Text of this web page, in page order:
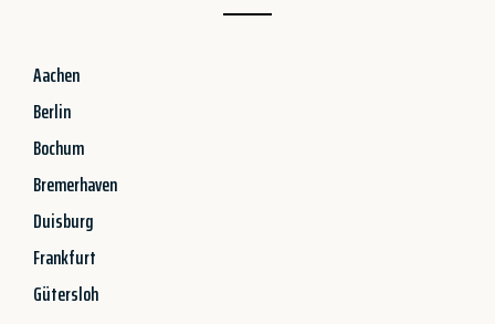
Aachen
Berlin
Bochum
Bremerhaven
Duisburg
Frankfurt
Gütersloh